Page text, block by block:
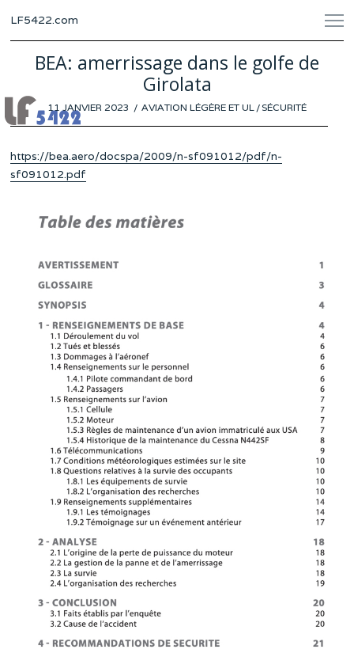
LF5422.com
BEA: amerrissage dans le golfe de
Girolata
POSTED
ON
11 JANVIER 2023 8 AVIATION LÉGÈRE ET UL / SÉCURITÉ
https://bea.aero/docspa/2009/n-sf091012/pdf/n-
sf091012.pdf